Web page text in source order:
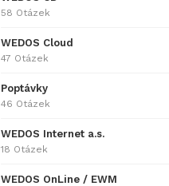
58 Otázek
WEDOS Cloud
47 Otázek
Poptávky
46 Otázek
WEDOS Internet a.s.
18 Otázek
WEDOS OnLine / EWM